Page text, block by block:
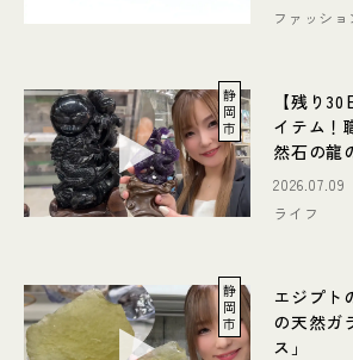
ファッシ
静
岡
市
【残り
イテム！
然石の龍
2026.07.09
ライフ
静
岡
市
エジプト
の天然ガ
ス」